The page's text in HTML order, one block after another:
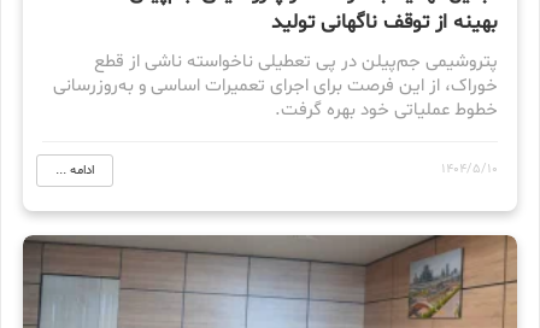
بهینه از توقف ناگهانی تولید
پتروشیمی جم‌پیلن در پی تعطیلی ناخواسته ناشی از قطع
خوراک، از این فرصت برای اجرای تعمیرات اساسی و به‌روزرسانی
خطوط عملیاتی خود بهره گرفت.
1404/5/10 ادامه ...